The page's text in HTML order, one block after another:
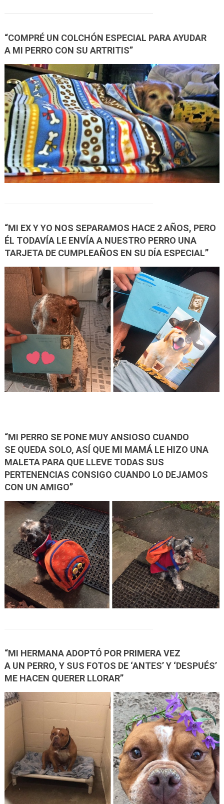
“COMPRÉ UN COLCHÓN ESPECIAL PARA AYUDAR
A MI PERRO CON SU ARTRITIS”
“MI EX Y YO NOS SEPARAMOS HACE 2 AÑOS, PERO
ÉL TODAVÍA LE ENVÍA A NUESTRO PERRO UNA
TARJETA DE CUMPLEAÑOS EN SU DÍA ESPECIAL”
“MI PERRO SE PONE MUY ANSIOSO CUANDO
SE QUEDA SOLO, ASÍ QUE MI MAMÁ LE HIZO UNA
MALETA PARA QUE LLEVE TODAS SUS
PERTENENCIAS CONSIGO CUANDO LO DEJAMOS
CON UN AMIGO”
“MI HERMANA ADOPTÓ POR PRIMERA VEZ
A UN PERRO, Y SUS FOTOS DE ‘ANTES’ Y ‘DESPUÉS’
ME HACEN QUERER LLORAR”